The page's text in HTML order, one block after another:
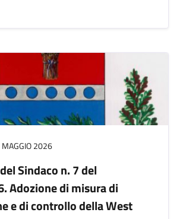
2026
Sindaco n. 7 del
Adozione di misura di
e di controllo della West